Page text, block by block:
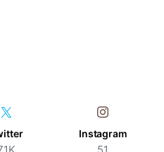
Instagram